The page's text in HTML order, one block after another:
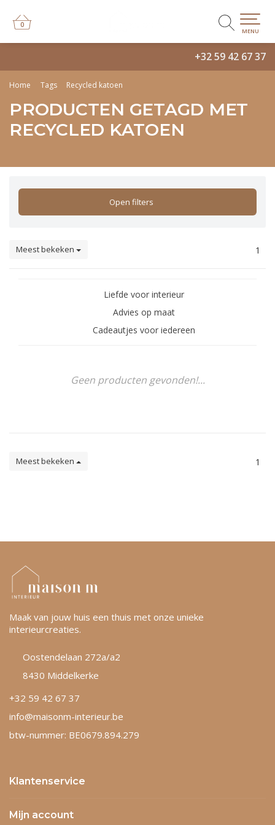
+32 59 42 67 37
0
0
MENU
Home Tags Recycled katoen
PRODUCTEN GETAGD MET
RECYCLED KATOEN
Open filters
Meest bekeken 1
Liefde voor interieur
Advies op maat
Cadeautjes voor iedereen
Geen producten gevonden!...
Meest bekeken 1
Maak van jouw huis een thuis met onze unieke
interieurcreaties.
Oostendelaan 272a/a2
8430 Middelkerke
+32 59 42 67 37
info@maisonm-interieur.be
btw-nummer: BE0679.894.279
Klantenservice
Mijn account